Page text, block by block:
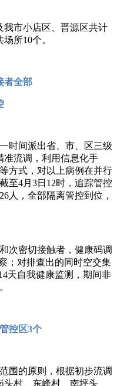
市小店区、晋源区共计
所10个。
者全部
间派出省、市、区三级
准流调，利用信息化手
方式，对以上病例在并行
至4月3日12时，追踪管控
人，全部隔离管控到位，
密切接触者，健康码调
；对排查出的同时空交集
天自我健康监测，期间非
控区3个
的原则，根据初步流调
头村、东峰村、南坪头